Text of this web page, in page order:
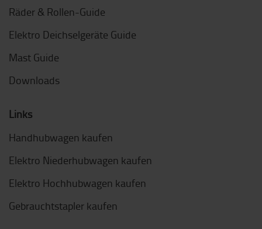
Räder & Rollen-Guide
Elektro Deichselgeräte Guide
Mast Guide
Downloads
Links
Handhubwagen kaufen
Elektro Niederhubwagen kaufen
Elektro Hochhubwagen kaufen
Gebrauchtstapler kaufen